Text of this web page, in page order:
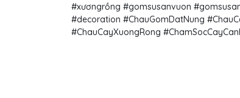
#xươngrồng #gomsusanvuon
#decoration #ChauGomDatNung
#ChauCayXuongRong